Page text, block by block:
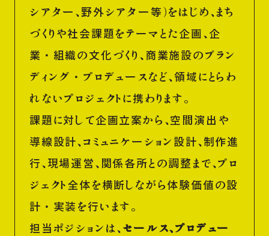
シアター、野外シアター等）をはじめ、まち
づくりや社会課題をテーマとた企画、企
業・組織の文化づくり、商業施設のブラン
ディング・プロデュースなど、領域にとらわ
れないプロジェクトに携わります。
課題に対して企画立案から、空間演出や
導線設計、コミュニケーション設計、制作進
行、現場運営、関係各所との調整まで、プロ
ジェクト全体を横断しながら体験価値の設
計・実装を行います。
担当ポジションは、セールス、プロデュー